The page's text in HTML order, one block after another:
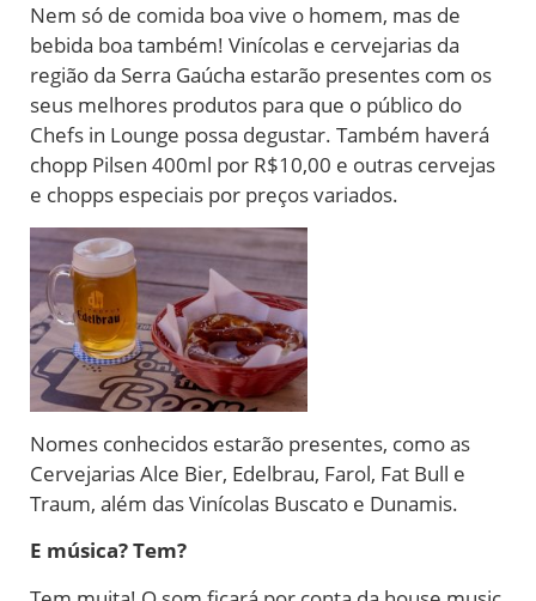
Nem só de comida boa vive o homem, mas de
bebida boa também! Vinícolas e cervejarias da
região da Serra Gaúcha estarão presentes com os
seus melhores produtos para que o público do
Chefs in Lounge possa degustar. Também haverá
chopp Pilsen 400ml por R$10,00 e outras cervejas
e chopps especiais por preços variados.
Nomes conhecidos estarão presentes, como as
Cervejarias Alce Bier, Edelbrau, Farol, Fat Bull e
Traum, além das Vinícolas Buscato e Dunamis.
E música? Tem?